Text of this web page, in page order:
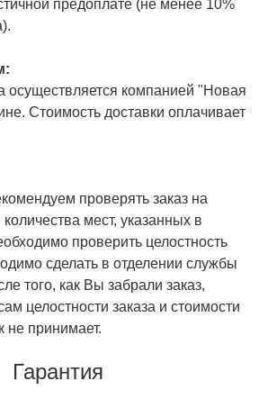
предоплате (не менее 10%
осуществляется компанией "Новая
Стоимость доставки оплачивает
проверять заказ на
мест, указанных в
проверить целостность
сделать в отделении службы
того, как Вы забрали заказ,
целостности заказа и стоимости
не принимает.
Гарантия